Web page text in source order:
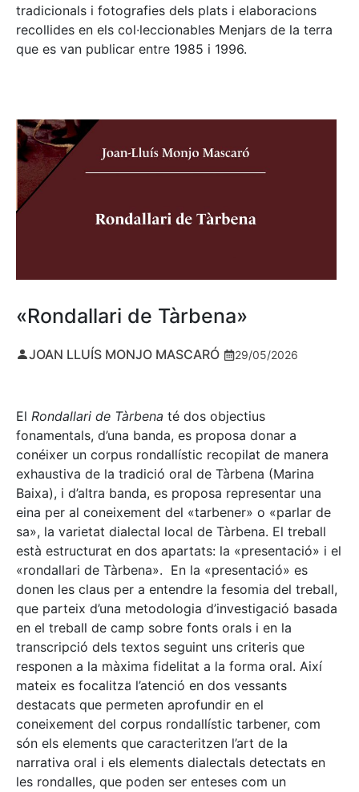
tradicionals i fotografies dels plats i elaboracions
recollides en els col·leccionables Menjars de la terra
que es van publicar entre 1985 i 1996.
«Rondallari de Tàrbena»
JOAN LLUÍS MONJO MASCARÓ 29/05/2026
El Rondallari de Tàrbena té dos objectius
fonamentals, d’una banda, es proposa donar a
conéixer un corpus rondallístic recopilat de manera
exhaustiva de la tradició oral de Tàrbena (Marina
Baixa), i d’altra banda, es proposa representar una
eina per al coneixement del «tarbener» o «parlar de
sa», la varietat dialectal local de Tàrbena. El treball
està estructurat en dos apartats: la «presentació» i el
«rondallari de Tàrbena». En la «presentació» es
donen les claus per a entendre la fesomia del treball,
que parteix d’una metodologia d’investigació basada
en el treball de camp sobre fonts orals i en la
transcripció dels textos seguint uns criteris que
responen a la màxima fidelitat a la forma oral. Així
mateix es focalitza l’atenció en dos vessants
destacats que permeten aprofundir en el
coneixement del corpus rondallístic tarbener, com
són els elements que caracteritzen l’art de la
narrativa oral i els elements dialectals detectats en
les rondalles, que poden ser enteses com un